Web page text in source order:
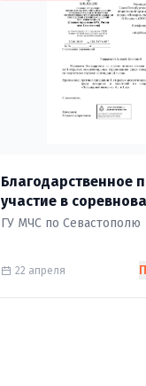
Благодарственное
участие в
"Легендарный Вызов
ГУ МЧС по Севастополю
22 апреля